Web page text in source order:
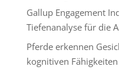
Gallup Engagement
Tiefenanalyse für die
Pferde erkennen
kognitiven